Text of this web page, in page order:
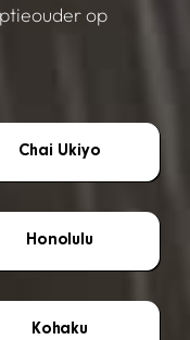
op
Chai Ukiyo
Honolulu
Kohaku